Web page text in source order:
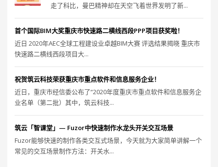
走了科比，曼巴精神却在天空飞着世界发明了新...
首个国际BIM大奖重庆市快速路二横线西段PPP项目获奖啦！
近日 2020年AEC全球工程建设业卓越BIM大赛 评选结果揭晓 重庆市
快速路二横线西段项目大...
祝贺筑云科技荣获重庆市重点软件和信息服务企业！
近日，重庆市经信委公布了“2020年度重庆市重点软件和信息服务企
业名单（第二批）其中，筑云科技...
筑云「智课堂」— Fuzor中快速制作水龙头开关交互场景
Fuzor能够快速的制作各类交互式场景，今天就为大家简单讲解一个
常见的交互场景制作方法：开关水...